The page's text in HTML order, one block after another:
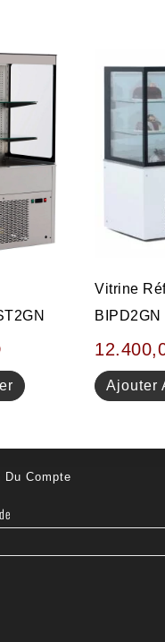
Vitrine
BIPD2GN
Ajouter
Du Compte